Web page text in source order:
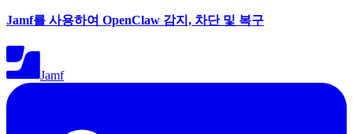
Jamf를 사용하여 OpenClaw 감지, 차단 및 복구
Jamf